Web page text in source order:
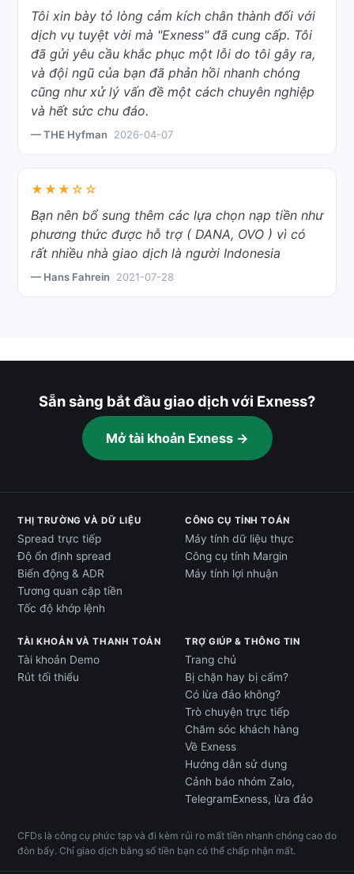
Tôi xin bày tỏ lòng cảm kích chân thành đối với
dịch vụ tuyệt vời mà "Exness" đã cung cấp. Tôi
đã gửi yêu cầu khắc phục một lỗi do tôi gây ra,
và đội ngũ của bạn đã phản hồi nhanh chóng
cũng như xử lý vấn đề một cách chuyên nghiệp
và hết sức chu đáo.
— THE Hyfman 2026-04-07
★★★☆☆
Bạn nên bổ sung thêm các lựa chọn nạp tiền như
phương thức được hỗ trợ ( DANA, OVO ) vì có
rất nhiều nhà giao dịch là người Indonesia
— Hans Fahrein 2021-07-28
Sẵn sàng bắt đầu giao dịch với Exness?
Mở tài khoản Exness →
THỊ TRƯỜNG VÀ DỮ LIỆU
Spread trực tiếp
Độ ổn định spread
Biến động & ADR
Tương quan cặp tiền
Tốc độ khớp lệnh
CÔNG CỤ TÍNH TOÁN
Máy tính dữ liệu thực
Công cụ tính Margin
Máy tính lợi nhuận
TÀI KHOẢN VÀ THANH TOÁN
Tài khoản Demo
Rút tối thiểu
TRỢ GIÚP & THÔNG TIN
Trang chủ
Bị chặn hay bị cấm?
Có lừa đảo không?
Trò chuyện trực tiếp
Chăm sóc khách hàng
Về Exness
Hướng dẫn sử dụng
Cảnh báo nhóm Zalo,
TelegramExness, lừa đảo
CFDs là công cụ phức tạp và đi kèm rủi ro mất tiền nhanh chóng cao do
đòn bẩy. Chỉ giao dịch bằng số tiền bạn có thể chấp nhận mất.